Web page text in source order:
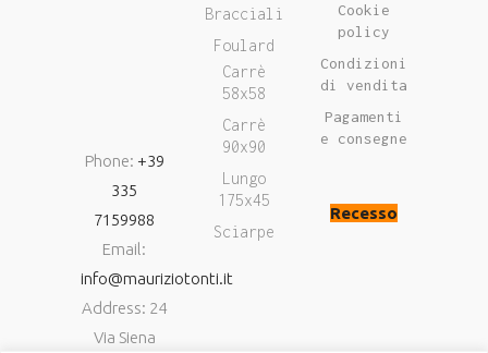
Phone: +39
335
7159988
Email:
info@mauriziotonti.it
Address: 24
Via Siena
Bracciali
Foulard
Carrè
58x58
Carrè
90x90
Lungo
175x45
Sciarpe
Cookie
policy
Condizioni
di vendita
Pagamenti
e consegne
Recesso